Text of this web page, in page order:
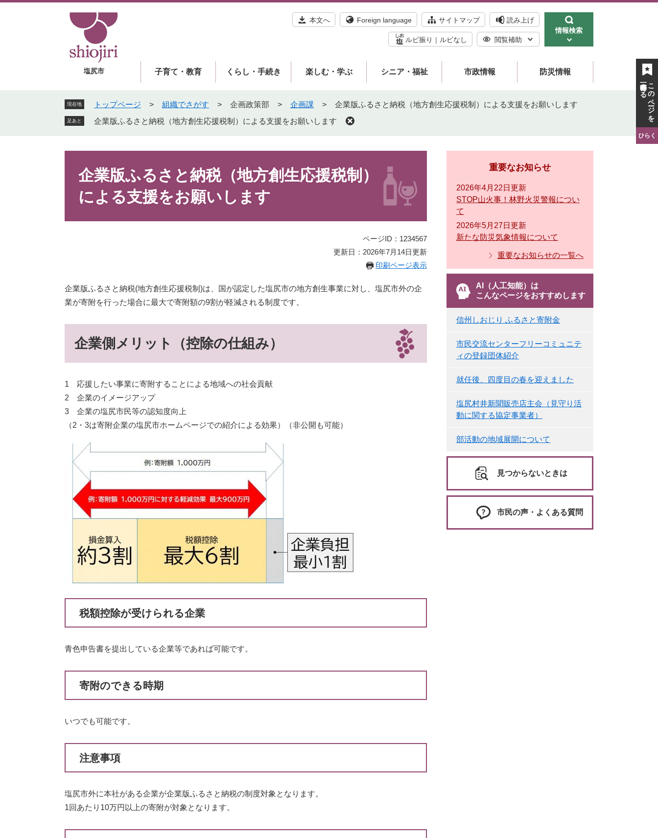
塩尻市
本文へ Foreign language サイトマップ 読み上げ
ルビ振り ルビなし 閲覧補助
情報検索
子育て・教育 くらし・手続き 楽しむ・学ぶ シニア・福祉 市政情報 防災情報
現在地 トップページ > 組織でさがす > 企画政策部 > 企画課 > 企業版ふるさと納税（地方創生応援税制）による支援をお願いします
足あと 企業版ふるさと納税（地方創生応援税制）による支援をお願いします
企業版ふるさと納税（地方創生応援税制）
による支援をお願いします
ページID：1234567
更新日：2026年7月14日更新
印刷ページ表示
企業版ふるさと納税(地方創生応援税制)は、国が認定した塩尻市の地方創生事業に対し、塩尻市外の企
業が寄附を行った場合に最大で寄附額の9割が軽減される制度です。
企業側メリット（控除の仕組み）
1 応援したい事業に寄附することによる地域への社会貢献
2 企業のイメージアップ
3 企業の塩尻市民等の認知度向上
（2・3は寄附企業の塩尻市ホームページでの紹介による効果）（非公開も可能）
税額控除が受けられる企業
青色申告書を提出している企業等であれば可能です。
寄附のできる時期
いつでも可能です。
注意事項
塩尻市外に本社がある企業が企業版ふるさと納税の制度対象となります。
1回あたり10万円以上の寄附が対象となります。
重要なお知らせ
2026年4月22日更新
STOP山火事！林野火災警報につい
て
2026年5月27日更新
新たな防災気象情報について
重要なお知らせの一覧へ
AI（人工知能）は
こんなページをおすすめします
信州しおじり ふるさと寄附金
市民交流センターフリーコミュニテ
ィの登録団体紹介
就任後、四度目の春を迎えました
塩尻村井新聞販売店主会（見守り活
動に関する協定事業者）
部活動の地域展開について
見つからないときは
市民の声・よくある質問
このページを
一時保存する
ひらく